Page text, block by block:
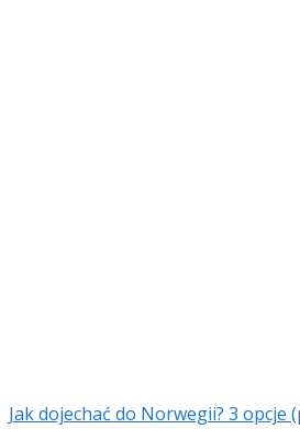
Jak dojechać do Norwegii? 3 opcje